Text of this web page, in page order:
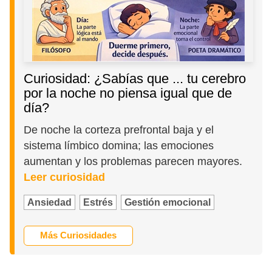
Curiosidad: ¿Sabías que ... tu cerebro
por la noche no piensa igual que de
día?
De noche la corteza prefrontal baja y el
sistema límbico domina; las emociones
aumentan y los problemas parecen mayores.
Leer curiosidad
Ansiedad Estrés Gestión emocional
Más Curiosidades